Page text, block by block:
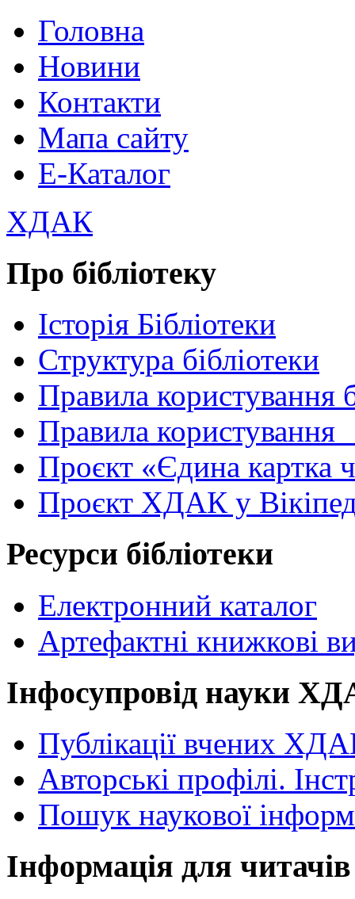
Головна
Новини
Контакти
Мапа сайту
Е-Каталог
ХДАК
Про бібліотеку
Історія Бібліотеки
Структура бібліотеки
Правила користування
Правила
Проєкт «Єдина картка
Проєкт ХДАК у
Ресурси бібліотеки
Електронний каталог
Артефактні книжкові
Інфосупровід науки
Публікації вчених
Авторські профілі.
Пошук наукової
Інформація для читачів